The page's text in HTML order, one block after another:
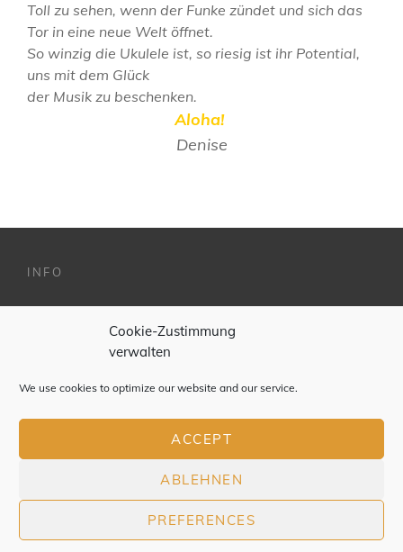
Cookie-Zustimmung
verwalten
We use cookies to optimize our website and our service.
ACCEPT
ABLEHNEN
PREFERENCES
Toll zu sehen, wenn der Funke zündet und sich das
Tor in eine neue Welt öffnet.
So winzig die Ukulele ist, so riesig ist ihr Potential,
uns mit dem Glück
der Musik zu beschenken.
Aloha!
Denise
INFO
Datenschutzerklärung
Cookie Policy (EU)
Credits
COPYRIGHT © 2026DENISE LENZ|
DATENSCHUTZERKLÄRUNG|MY MUSIC BAND BY
THEMES